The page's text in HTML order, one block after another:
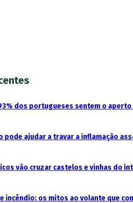
dos portugueses sentem o
pode ajudar a travar a inflamação
vão cruzar castelos e vinhas do
incêndio: os mitos ao volante que